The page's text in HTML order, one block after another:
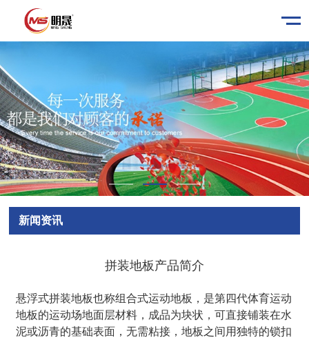
新闻资讯
拼装地板产品简介
悬浮式拼装地板也称组合式运动地板，是第四代体育运动
地板的运动场地面层材料，成品为块状，可直接铺装在水
泥或沥青的基础表面，无需粘接，地板之间用独特的锁扣